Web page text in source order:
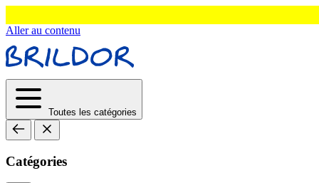
Aller au contenu
Toutes les catégories
Catégories